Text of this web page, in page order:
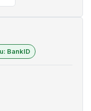
BankID